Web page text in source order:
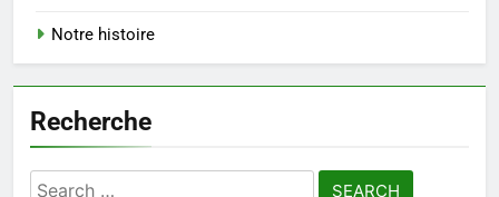
Notre histoire
Recherche
Search